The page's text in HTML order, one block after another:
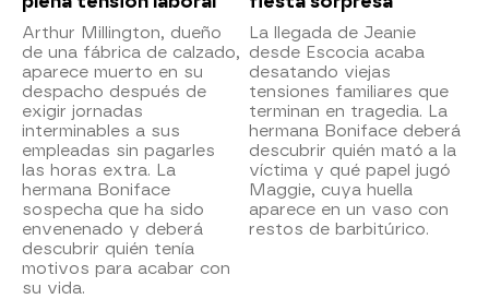
Arthur Millington, dueño
de una fábrica de calzado,
aparece muerto en su
despacho después de
exigir jornadas
interminables a sus
empleadas sin pagarles
las horas extra. La
hermana Boniface
sospecha que ha sido
envenenado y deberá
descubrir quién tenía
motivos para acabar con
su vida.
La llegada de Jeanie
desde Escocia acaba
desatando viejas
tensiones familiares que
terminan en tragedia. La
hermana Boniface deberá
descubrir quién mató a la
víctima y qué papel jugó
Maggie, cuya huella
aparece en un vaso con
restos de barbitúrico.